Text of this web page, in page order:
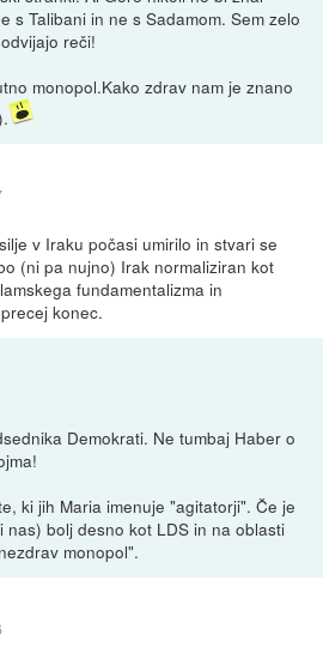
s Talibani in ne s Sadamom. Sem zelo
reči!
monopol.Kako zdrav nam je znano
v Iraku počasi umirilo in stvari se
(ni pa nujno) Irak normaliziran kot
fundamentalizma in
konec.
Demokrati. Ne tumbaj Haber o
ki jih Maria imenuje "agitatorji". Če je
bolj desno kot LDS in na oblasti
monopol".